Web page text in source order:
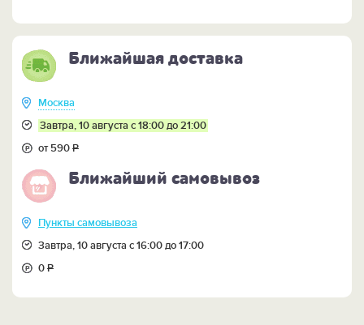
Ближайшая доставка
Москва
Завтра, 10 августа с 18:00 до 21:00
от 590Р
Ближайший самовывоз
Пункты самовывоза
Завтра, 10 августа с 16:00 до 17:00
0Р